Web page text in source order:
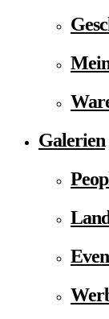
Galerien